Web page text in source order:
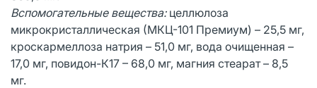
Вспомогательные вещества: целлюлоза
микрокристаллическая (МКЦ-101 Премиум) – 25,5 мг,
кроскармеллоза натрия – 51,0 мг, вода очищенная –
17,0 мг, повидон-К17 – 68,0 мг, магния стеарат – 8,5
мг.